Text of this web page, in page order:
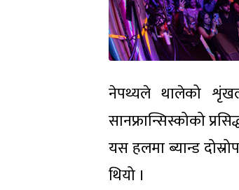
नेपथ्यले थालेको
सानफ्रान्सिस्कोको
यस हलमा ब्यान्ड
थियो ।